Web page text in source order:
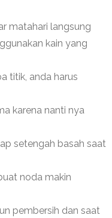
matahari langsung
kain yang
titik, anda harus
karena nanti nya
setengah basah saat
noda makin
pembersih dan saat